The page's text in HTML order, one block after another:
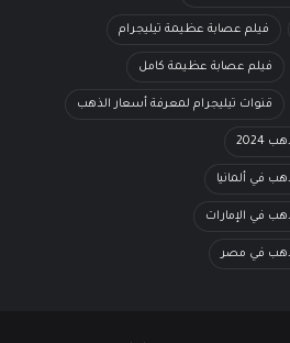
فيلم عصابة عظيمة تيليجرام
فيلم عصابة عظيمة كامل
قنوات تيليجرام لمعرفة أسعار الذهب
في ألمانيا
في الإمارات
في مصر